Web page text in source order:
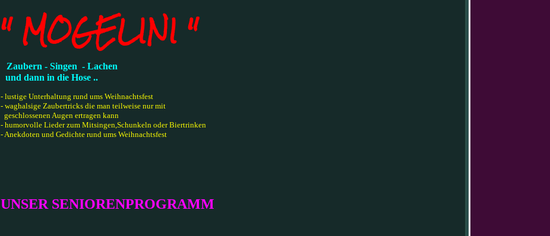
" MOGELINI "
Zaubern - Singen - Lachen
und dann in die Hose ..
- lustige Unterhaltung rund ums Weihnachtsfest
- waghalsige Zaubertricks die man teilweise nur mit
geschlossenen Augen ertragen kann
- humorvolle Lieder zum Mitsingen,Schunkeln oder Biertrinken
- Anekdoten und Gedichte rund ums Weihnachtsfest
UNSER SENIORENPROGRAMM